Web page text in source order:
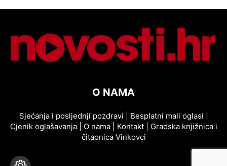
O NAMA
Sjećanja i posljednji pozdravi Besplatni mali oglasi
Cjenik oglašavanja| O nama| Kontakt| Gradska knjižnica i
čitaonica Vinkovci